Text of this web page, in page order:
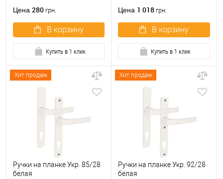
Цена 280 грн.
В корзину
Купить в 1 клик
Цена 1 018 грн.
В корзину
Купить в 1 клик
Хит продаж
Ручки на планке Укр. 85/28
белая
Хит продаж
Ручки на планке Укр. 92/28
белая